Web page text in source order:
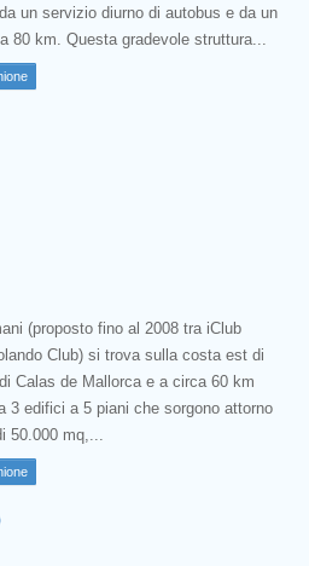
un servizio diurno di autobus e da un
80 km. Questa gradevole struttura...
(proposto fino al 2008 tra iClub
Club) si trova sulla costa est di
Calas de Mallorca e a circa 60 km
3 edifici a 5 piani che sorgono attorno
50.000 mq,...